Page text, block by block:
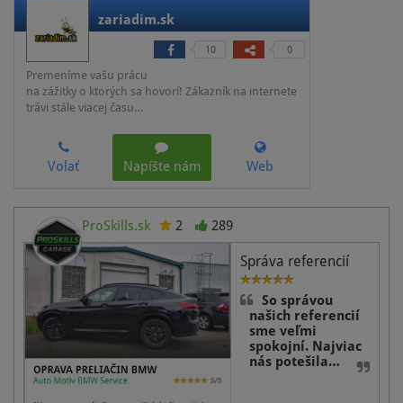
zariadim.sk
10 0
Premeníme vašu prácu
na zážitky o ktorých sa hovorí! Zákazník na internete
trávi stále viacej času…
Volať Napíšte nám Web
ProSkills.sk 2 289
Správa referencií
So správou
našich referencií
sme veľmi
spokojní. Najviac
nás potešila…